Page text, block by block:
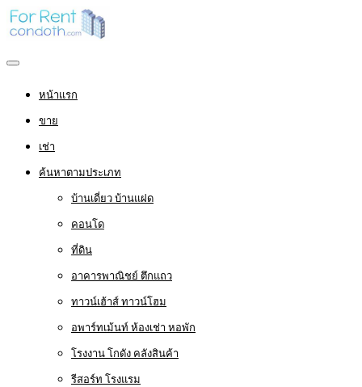
หน้าแรก
ขาย
เช่า
ค้นหาตามประเภท
บ้านเดี่ยว บ้านแฝด
คอนโด
ที่ดิน
อาคารพาณิชย์ ตึกแถว
ทาวน์เฮ้าส์ ทาวน์โฮม
อพาร์ทเม้นท์ ห้องเช่า หอพัก
โรงงาน โกดัง คลังสินค้า
รีสอร์ท โรงแรม